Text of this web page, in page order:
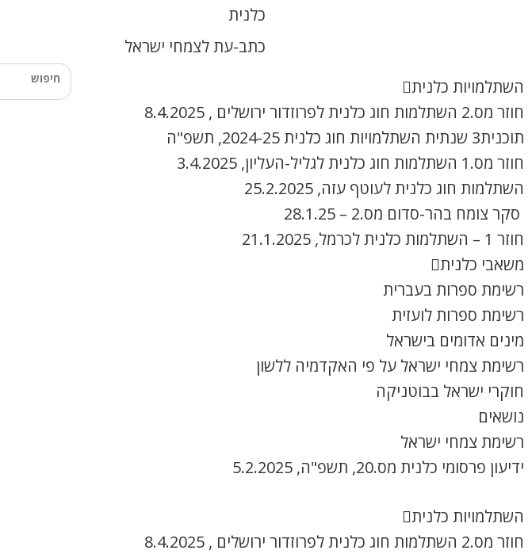
כלנית
כתב-עת לצמחי ישראל
השתלמויות כלנית
חוזר מס.2 השתלמות חוג כלנית לפרוזדור ירושלים , 8.4.2025
תוכנית3 שנתית השתלמויות חוג כלנית 2024-25, תשפ"ה
חוזר מס.1 השתלמות חוג כלנית לגליל-העליון, 3.4.2025
השתלמות חוג כלנית לעוטף עזה, 25.2.2025
סקר צומח בהר-סדום מס.2 – 28.1.25
חוזר 1 – השתלמות כלנית לכרמל, 21.1.2025
משאבי כלנית
רשימת ספרות בעברית
רשימת ספרות לועזית
מינים אדומים בישראל
רשימת צמחי ישראל על פי האקדמיה ללשון
חוקרי ישראל בבוטניקה
נושאים
רשימת צמחי ישראל
ידיעון פרסומי כלנית מס.20, תשפ"ה, 5.2.2025
השתלמויות כלנית
חוזר מס.2 השתלמות חוג כלנית לפרוזדור ירושלים , 8.4.2025